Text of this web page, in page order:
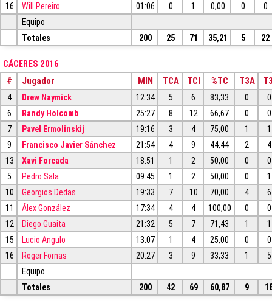
16
Will Pereiro 01:06 0 1 0,00 0
0
Equipo
Totales
200 25 71 35,21 5 22
CÁCERES 2016
# Jugador MIN TCA TCI %TC T3A
4 Drew Naymick 12:34 5 6 83,33 0
0
6
Randy Holcomb 25:27 8 12 66,67 0
0
7
Pavel Ermolinskij 19:16 3 4 75,00 1
1
9
Francisco Javier Sánchez 21:54 4 9 44,44 2
4
13
Xavi Forcada 18:51 1 2 50,00 0
0
5
Pedro Sala 09:45 1 2 50,00 0
1
10
Georgios Dedas 19:33 7 10 70,00 4
6
11
Álex González 17:34 4 4 100,00 0
0
12
Diego Guaita 21:32 5 7 71,43 1
1
15
Lucio Angulo 13:07 1 4 25,00 0
0
16
Roger Fornas 20:27 3 9 33,33 1
5
Equipo
Totales
200 42 69 60,87 9